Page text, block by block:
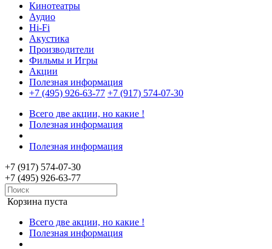
Кинотеатры
Аудио
Hi-Fi
Акустика
Производители
Фильмы и Игры
Акции
Полезная информация
+7 (495) 926-63-77 +7 (917) 574-07-30
Всего две акции, но какие !
Полезная информация
Полезная информация
+7 (917) 574-07-30
+7 (495) 926-63-77
Корзина пуста
Всего две акции, но какие !
Полезная информация